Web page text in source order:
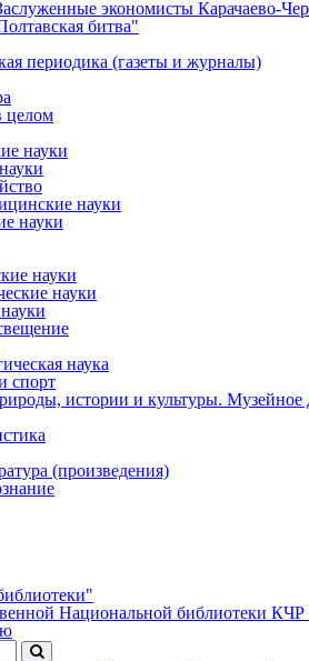
экономисты Карачаево-
битва"
периодика (газеты и журналы)
целом
науки
науки
науки
науки
науки
наука
спорт
истории и культуры. Музейное
(произведения)
Национальной библиотеки